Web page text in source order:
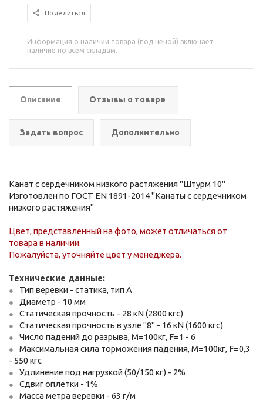
Поделиться
Информация о наличии товара (под ценой) включает
наличие по всем складам.
Описание Отзывы о товаре
Задать вопрос Дополнительно
Канат с сердечником низкого растяжения "Штурм 10"
Изготовлен по ГОСТ EN 1891-2014 "Канаты с сердечником
низкого растяжения"
Цвет, представленный на фото, может отличаться от
товара в наличии.
Пожалуйста, уточняйте цвет у менеджера.
Технические данные:
Тип веревки - статика, тип А
Диаметр - 10 мм
Статическая прочность - 28 кN (2800 кгс)
Статическая прочность в узле "8" - 16 кN (1600 кгс)
Число падений до разрыва, М=100кг, F=1 - 6
Максимальная сила торможения падения, М=100кг, F=0,3
- 550 кгс
Удлинение под нагрузкой (50/150 кг) - 2%
Сдвиг оплетки - 1%
Масса метра веревки - 63 г/м